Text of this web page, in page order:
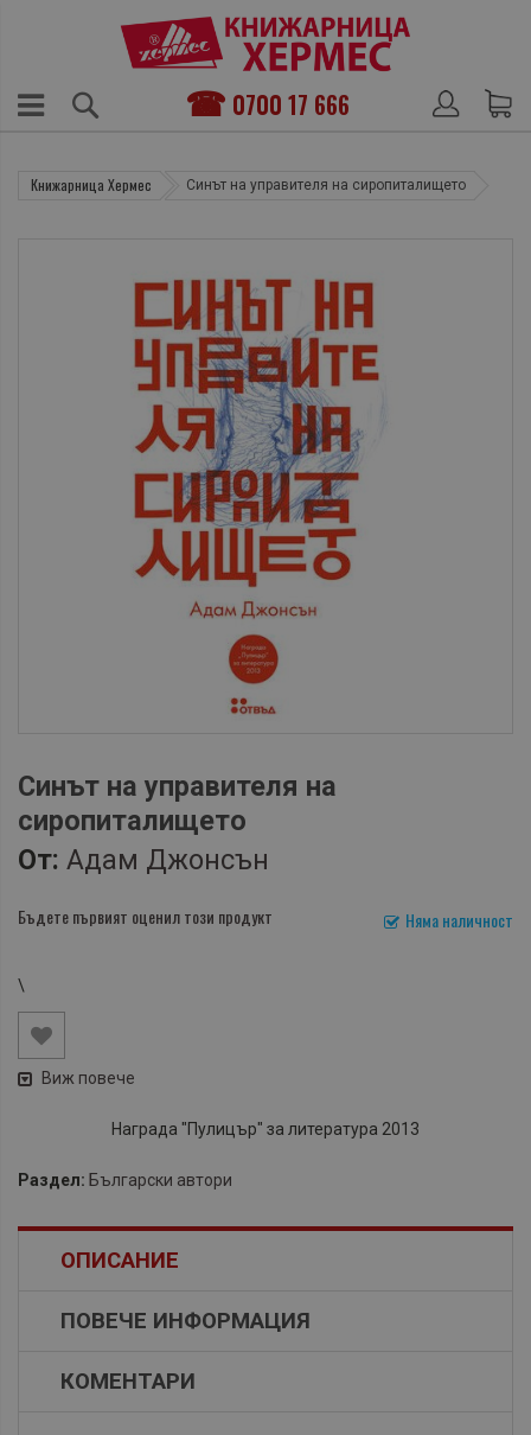
0700 17 666
Книжарница Хермес Синът на управителя на сиропиталището
Синът на управителя на
сиропиталището
От: Адам Джонсън
Няма наличност
Бъдете първият оценил този продукт
\
Виж повече
Награда "Пулицър" за литература 2013
Раздел: Български автори
ОПИСАНИЕ
ПОВЕЧЕ ИНФОРМАЦИЯ
КОМЕНТАРИ